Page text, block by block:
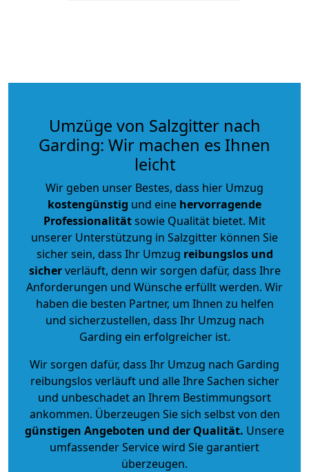
Umzüge von Salzgitter nach
Garding: Wir machen es Ihnen
leicht
Wir geben unser Bestes, dass hier Umzug
kostengünstig und eine hervorragende
Professionalitätsowie Qualität bietet. Mit
unserer Unterstützung in Salzgitter können Sie
sicher sein, dass Ihr Umzug reibungslos und
sicherverläuft, denn wir sorgen dafür, dass Ihre
Anforderungen und Wünsche erfüllt werden. Wir
haben die besten Partner, um Ihnen zu helfen
und sicherzustellen, dass Ihr Umzug nach
Garding ein erfolgreicher ist.
Wir sorgen dafür, dass Ihr Umzug nach Garding
reibungslos verläuft und alle Ihre Sachen sicher
und unbeschadet an Ihrem Bestimmungsort
ankommen. Überzeugen Sie sich selbst von den
günstigen Angeboten und der Qualität. Unsere
umfassender Service wird Sie garantiert
überzeugen.